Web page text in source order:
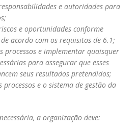
e autoridades para
e oportunidades conforme
acordo com os requisitos de 6.1;
processos e implementar quaisquer
para assegurar que esses
seus resultados pretendidos;
e o sistema de gestão da
a organização deve: